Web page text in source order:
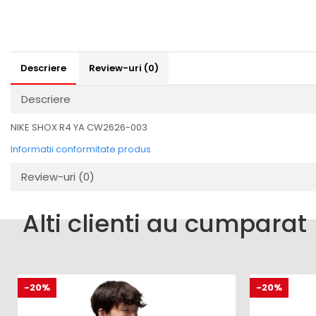
Descriere Review-uri (0)
Descriere
NIKE SHOX R4 YA CW2626-003
Informatii conformitate produs
Review-uri (0)
Alti clienti au cumparat
-20% -20%